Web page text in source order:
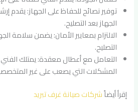
توفير نصائح للحفاظ على الجهاز: يقدم
الجهاز بعد التصليح.
الالتزام بمعايير الأمان: يضمن سلامة
التصليح.
التعامل مع أعطال معقدة: يمتلك الفني
المشكلات التي يصعب على غير
إقرأ أيضاًشركات صيانة غرف تبريد